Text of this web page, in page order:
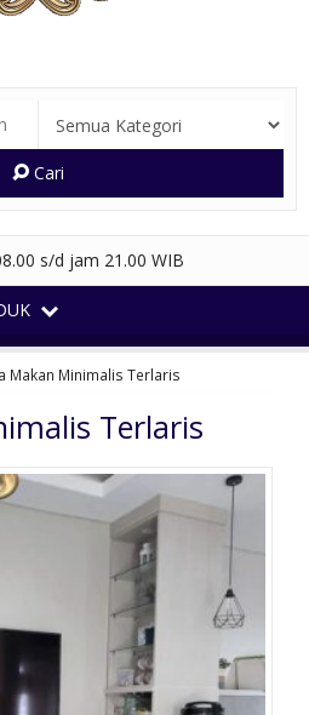
Cari
s/d jam 21.00 WIB
Makan Minimalis Terlaris
Terlaris